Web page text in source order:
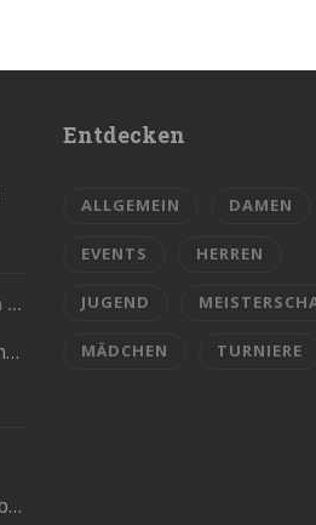
Letzter Heimspieltag in dieser Saison
Die Saison 2023/2024 naht sich dem Ende. Diesen Samstag haben wir die letzten Heimspiele in der Stadthalle. Kommt und lasst…
Das war eine sehr nervenaufreiben und kräftezerrende Saison. Mit einem Ende, womit wir nicht gerechnet hatten. Die Vorrunde schlossen wir…
Entdecken
ALLGEMEIN DAMEN
EVENTS HERREN
JUGEND
MÄDCHEN TURNIERE